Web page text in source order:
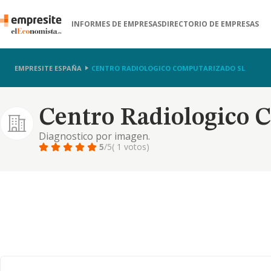
INFORMES DE EMPRESASDIRECTORIO DE EMPRESAS
EMPRESITE ESPAÑA CENTRO RADIOLOGICO COMPUTARIZADO SL
Centro Radiologico
Diagnostico por imagen.
5/5( 1 votos)